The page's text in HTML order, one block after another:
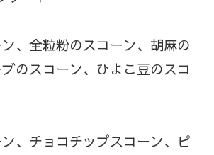
、全粒粉のスコーン、胡麻の
のスコーン、ひよこ豆のスコ
、チョコチップスコーン、ピ